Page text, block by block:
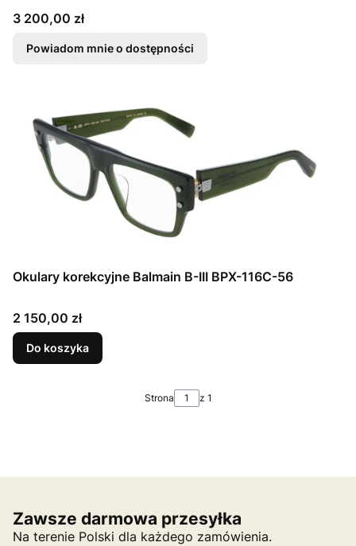
Cena
3 200,00 zł
Powiadom mnie o dostępności
Okulary korekcyjne Balmain B-III BPX-116C-56
Cena
2 150,00 zł
Do koszyka
Strona z 1
Zawsze darmowa przesyłka
Na terenie Polski dla każdego zamówienia.